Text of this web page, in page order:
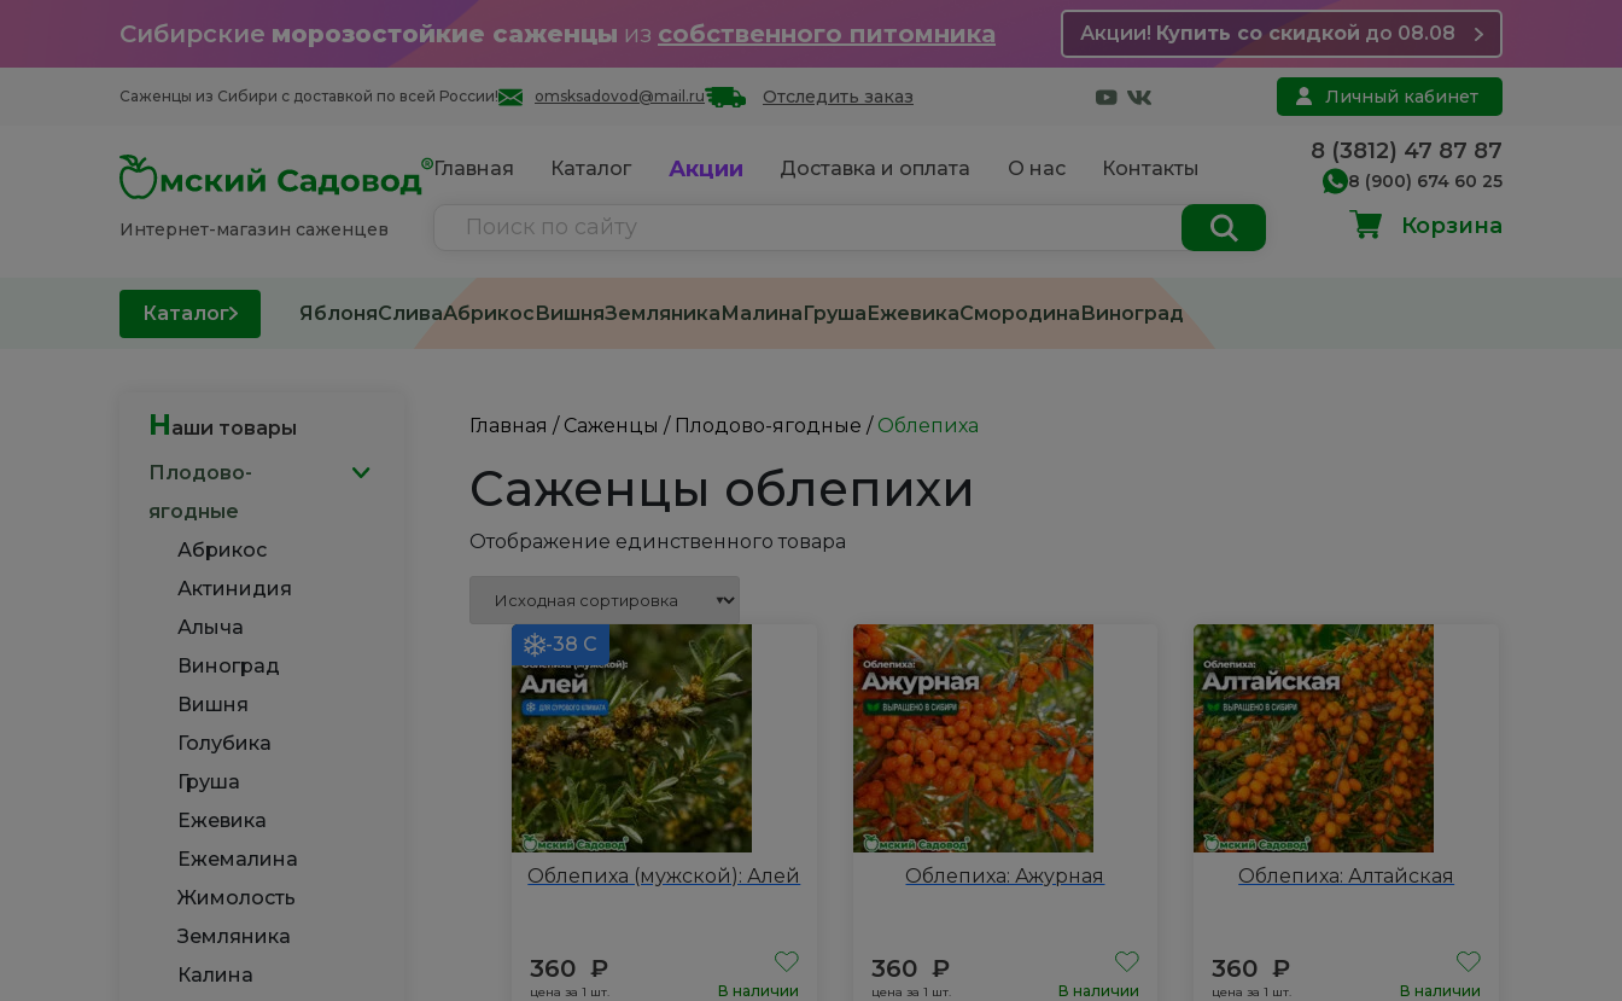
Сибирские морозостойкие саженцы из собственного питомника Акции! Купить со скидкой до 08.08
Саженцы из Cибири с доставкой по всей России! omsksadovod@mail.ru Отследить заказ Личный кабинет
Интернет-магазин саженцев
Главная Каталог Акции Доставка и оплата О нас Контакты
8 (3812) 47 87 87
8 (900) 674 60 25
Корзина
Каталог ЯблоняСливаАбрикосВишняЗемляникаМалинаГрушаЕжевикаСмородинаВиноград
Наши товары
Плодово-
ягодные
Абрикос
Актинидия
Алыча
Виноград
Вишня
Голубика
Груша
Ежевика
Ежемалина
Жимолость
Земляника
Калина
Главная / Саженцы / Плодово-ягодные / Облепиха
Саженцы облепихи
Отображение единственного товара
-38 С
Облепиха (мужской): Алей
360 ₽
цена за 1 шт. В наличии
Облепиха: Ажурная
360 ₽
цена за 1 шт. В наличии
Облепиха: Алтайская
360₽
цена за 1 шт. В наличии